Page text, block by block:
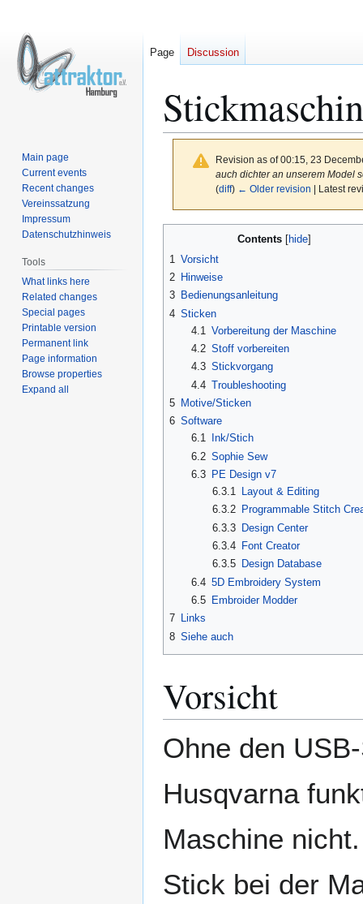
Revision as of 00:15, 23
auch dichter an unserem Model
(diff) ← Older revision | Latest
Contents
1 Vorsicht
2 Hinweise
3 Bedienungsanleitung
4 Sticken
4.1 Vorbereitung der Maschine
4.2 Stoff vorbereiten
4.3 Stickvorgang
4.4 Troubleshooting
5 Motive/Sticken
6 Software
6.1
Ink/Stich
6.2 Sophie Sew
6.3
PE Design v7
6.3.1
Layout & Editing
6.3.2 Programmable Stitch
6.3.3 Design Center
6.3.4 Font Creator
6.3.5 Design Database
6.4 5D Embroidery System
6.5
Embroider Modder
7 Links
8 Siehe auch
Vorsicht
Ohne den
Husqvarna
Maschine
Stick bei der
Page Discussion
Main page
Current events
Recent changes
Vereinssatzung
Impressum
Datenschutzhinweis
Tools
What links here
Related changes
Special pages
Printable version
Permanent link
Page information
Browse properties
Expand all